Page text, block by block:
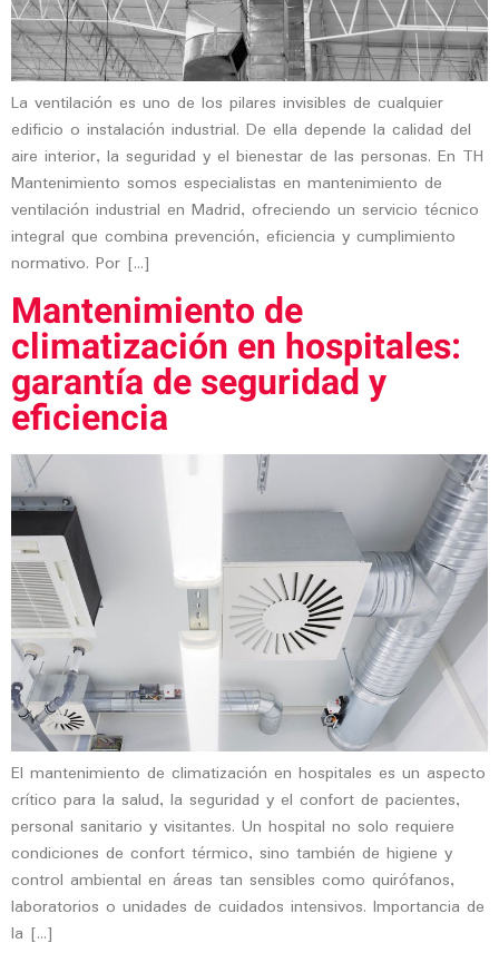
La ventilación es uno de los pilares invisibles de cualquier
edificio o instalación industrial. De ella depende la calidad del
aire interior, la seguridad y el bienestar de las personas. En TH
Mantenimiento somos especialistas en mantenimiento de
ventilación industrial en Madrid, ofreciendo un servicio técnico
integral que combina prevención, eficiencia y cumplimiento
normativo. Por […]
Mantenimiento de
climatización en hospitales:
garantía de seguridad y
eficiencia
El mantenimiento de climatización en hospitales es un aspecto
crítico para la salud, la seguridad y el confort de pacientes,
personal sanitario y visitantes. Un hospital no solo requiere
condiciones de confort térmico, sino también de higiene y
control ambiental en áreas tan sensibles como quirófanos,
laboratorios o unidades de cuidados intensivos. Importancia de
la […]